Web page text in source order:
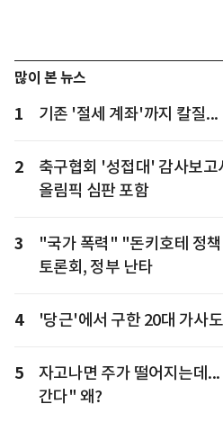
많이 본 뉴스
1 기존 '절세 계좌'까지 칼질
2
축구협회 '성접대' 감사보
올림픽 심판 포함
3
"국가 폭력" "돈키호테 정
토론회, 정부 난타
4 '당근'에서 구한 20대 가사
5
자고나면 주가 떨어지는데
간다" 왜?